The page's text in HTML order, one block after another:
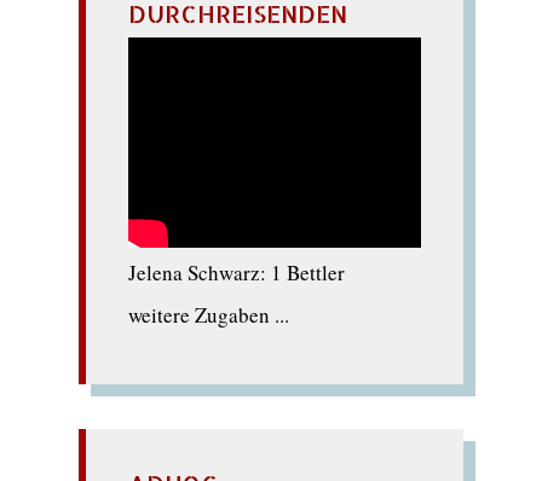
DURCHREISENDEN
Jelena Schwarz: 1 Bettler
weitere Zugaben ...